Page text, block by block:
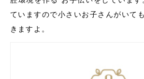
ていますので小さいお子さんがいて
きますよ。